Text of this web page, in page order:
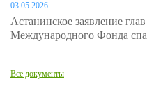
03.05.2026
Астанинское заявление
Международного Фонда
Все документы